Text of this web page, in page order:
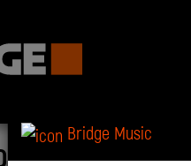
Bridge Music
RNMP2018